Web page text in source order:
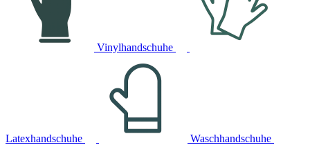
Vinylhandschuhe
Latexhandschuhe Waschhandschuhe